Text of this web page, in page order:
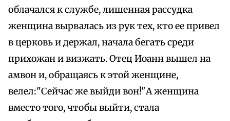
облачался к службе, лишенная рассудка
женщина вырвалась из рук тех, кто ее привел
в церковь и держал, начала бегать среди
прихожан и визжать. Отец Иоанн вышел на
амвон и, обращаясь к этой женщине,
велел:"Сейчас же выйди вон!"А женщина
вместо того, чтобы выйти, стала